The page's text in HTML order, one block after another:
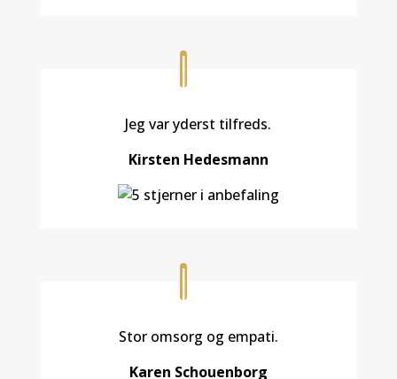
Jeg var yderst tilfreds.
Kirsten Hedesmann
Stor omsorg og empati.
Karen Schouenborg